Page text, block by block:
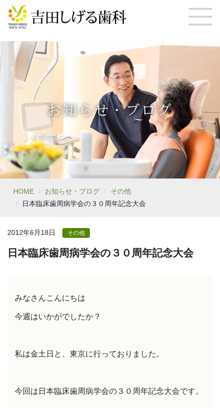
お知らせ・ブログ
HOME お知らせ・ブログ
その他
日本臨床歯周病学会の３０周年記念大会
2012年6月18日 その他
日本臨床歯周病学会の３０周年記念大会
みなさんこんにちは
今週はいかがでしたか？
私は金土日と、東京に行っておりました。
今回は日本臨床歯周病学会の３０周年記念大会です。